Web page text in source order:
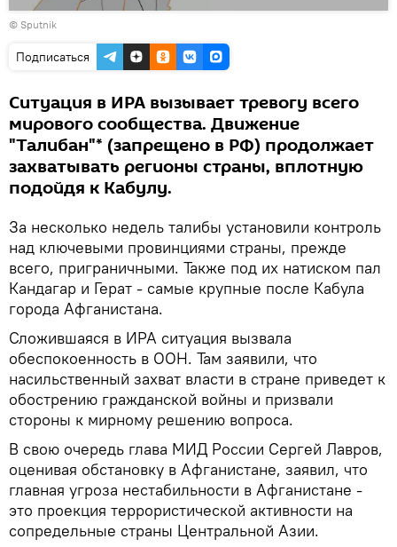
Воспроизвести
видео
© Sputnik
Подписаться
Ситуация в ИРА вызывает тревогу всего
мирового сообщества. Движение
"Талибан"* (запрещено в РФ) продолжает
захватывать регионы страны, вплотную
подойдя к Кабулу.
За несколько недель талибы установили контроль
над ключевыми провинциями страны, прежде
всего, приграничными. Также под их натиском пал
Кандагар и Герат - самые крупные после Кабула
города Афганистана.
Сложившаяся в ИРА ситуация вызвала
обеспокоенность в ООН. Там заявили, что
насильственный захват власти в стране приведет к
обострению гражданской войны и призвали
стороны к мирному решению вопроса.
В свою очередь глава МИД России Сергей Лавров,
оценивая обстановку в Афганистане, заявил, что
главная угроза нестабильности в Афганистане -
это проекция террористической активности на
сопредельные страны Центральной Азии.